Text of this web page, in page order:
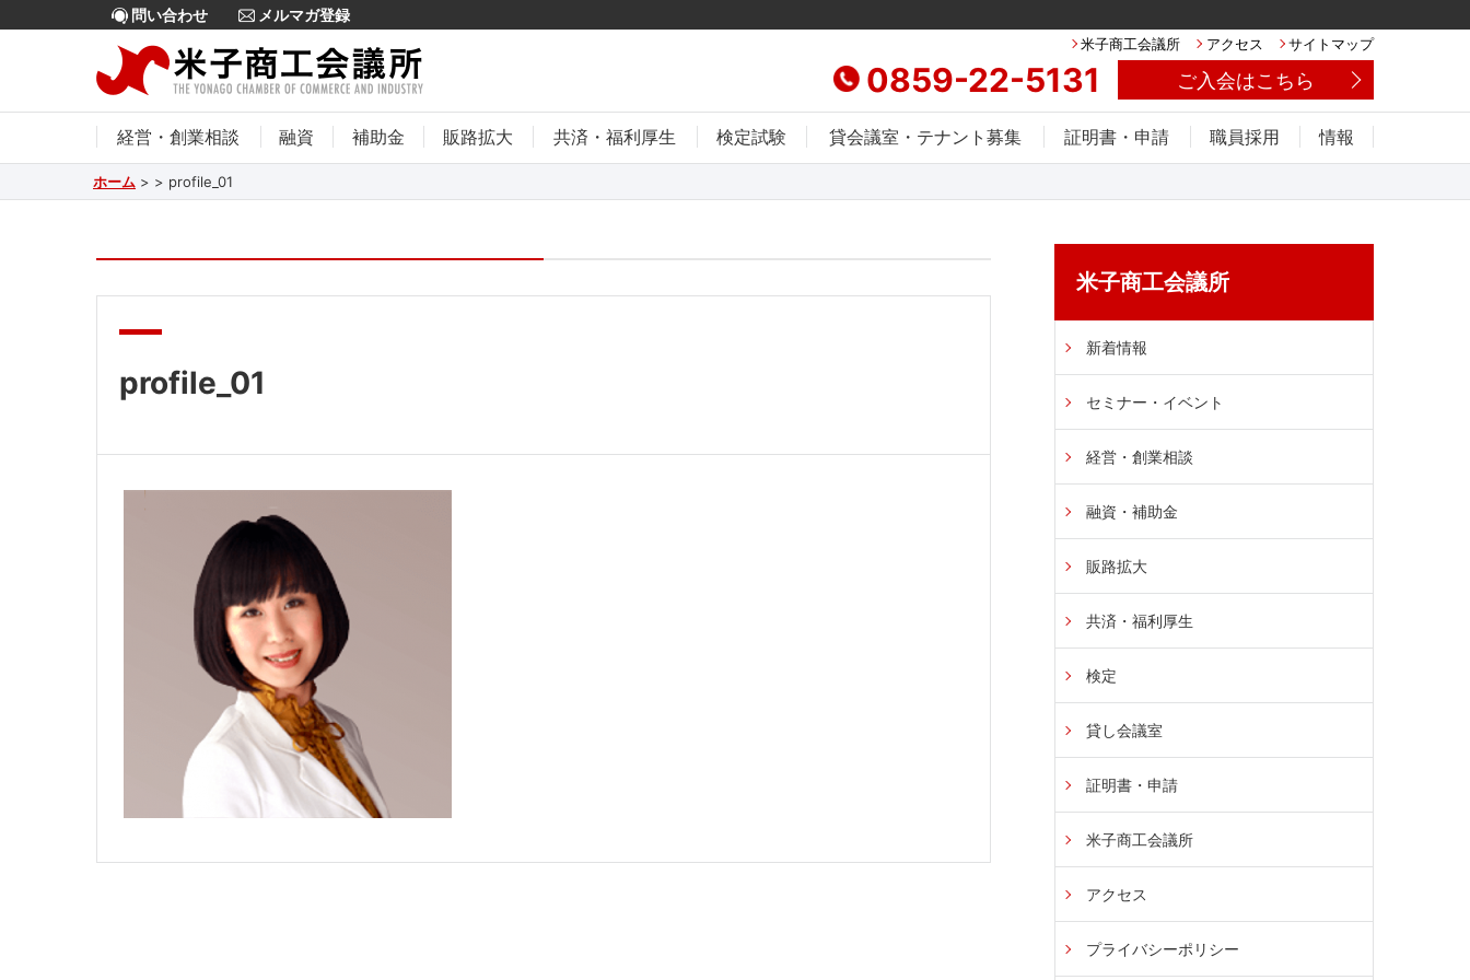
問い合わせ メルマガ登録
米子商工会議所 アクセス サイトマップ
ご入会はこちら
0859-22-5131
経営・創業相談 融資 補助金 販路拡大 共済・福利厚生 検定試験 貸会議室・テナント募集 証明書・申請 職員採用 情報
ホーム > > profile_01
profile_01
米子商工会議所
新着情報
セミナー・イベント
経営・創業相談
融資・補助金
販路拡大
共済・福利厚生
検定
貸し会議室
証明書・申請
米子商工会議所
アクセス
プライバシーポリシー